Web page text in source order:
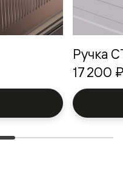
Ручка
17 200